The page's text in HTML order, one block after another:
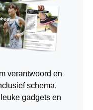
verantwoord en
schema,
leuke gadgets en